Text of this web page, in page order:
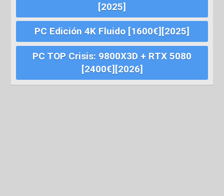
[2025]
PC Edición 4K Fluido [1600€][2025]
PC TOP Crisis: 9800X3D + RTX 5080
[2400€][2026]